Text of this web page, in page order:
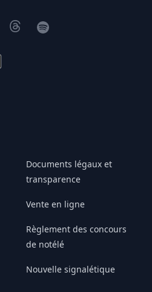
ThreadsSpotify
Documents légaux et
transparence
Vente en ligne
Règlement des concours
de notélé
Nouvelle signalétique